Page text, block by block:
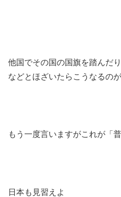
他国でその国の国旗を踏んだ
などとほざいたらこうなるの
もう一度言いますがこれが「
日本も見習えよ